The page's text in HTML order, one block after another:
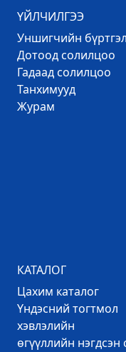
ҮЙЛЧИЛГЭЭ
Уншигчийн бүртгэл
Дотоод солилцоо
Гадаад солилцоо
Танхимууд
Журам
КАТАЛОГ
Цахим каталог
Үндэсний тогтмол
хэвлэлийн
өгүүллийн нэгдсэн